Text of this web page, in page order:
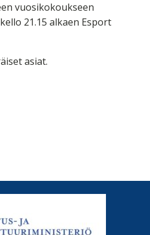
vuosikokoukseen
21.15 alkaen Esport
asiat.